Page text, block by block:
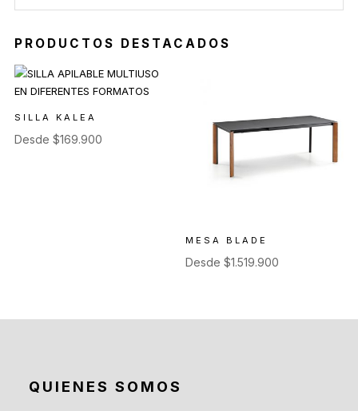
PRODUCTOS DESTACADOS
SILLA KALEA
Desde $169.900
MESA BLADE
Desde$1.519.900
QUIENES SOMOS